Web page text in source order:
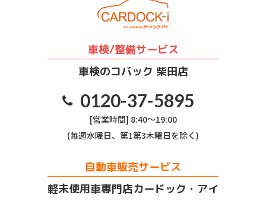
車検/整備サービス
車検のコバック 柴田店
0120-37-5895
[営業時間] 8:40～19:00
(毎週水曜日、第1第3木曜日を除く)
自動車販売サービス
軽未使用車専門店カードック・アイ